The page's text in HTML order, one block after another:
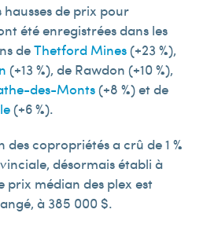
hausses de prix pour
été enregistrées dans les
deThetford Mines(+23 %),
(+13 %), de Rawdon (+10 %),
des-Monts(+8 %) et de
(+6 %).
des copropriétés a crû de 1 %
désormais établi à
prix médian des plex est
à 385 000 $.